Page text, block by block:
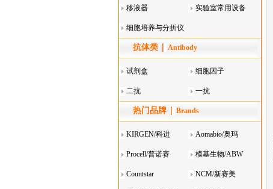
移液器 实验室常用设备
细胞培养与分折仪
器叠
抗体类 Antibody
试剂盒 细胞因子
二抗 一抗
热门品牌 Brands
KIRGEN/科进 Aomabio/奥玛
Procell/普诺赛 模基生物/ABW
Countstar NCM/新赛美